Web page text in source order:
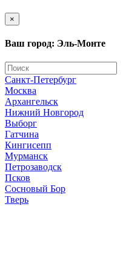
×
Ваш город: Эль-Монте
Санкт-Петербург
Москва
Архангельск
Нижний Новгород
Выборг
Гатчина
Кингисепп
Мурманск
Петрозаводск
Псков
Сосновый Бор
Тверь